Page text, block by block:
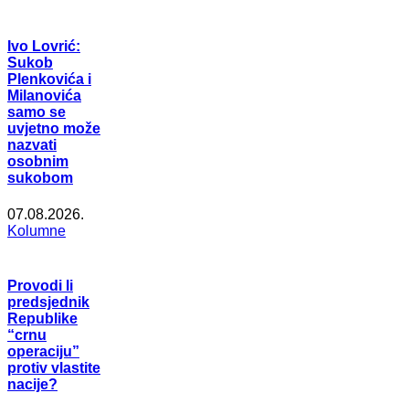
Ivo Lovrić:
Sukob
Plenkovića i
Milanovića
samo se
uvjetno može
nazvati
osobnim
sukobom
07.08.2026.
Kolumne
Provodi li
predsjednik
Republike
“crnu
operaciju”
protiv vlastite
nacije?